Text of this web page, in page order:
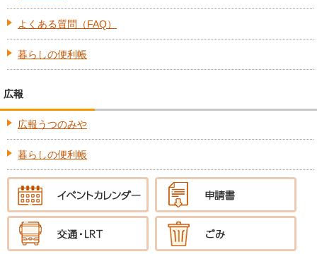
よくある質問（FAQ）
暮らしの便利帳
広報
広報うつのみや
暮らしの便利帳